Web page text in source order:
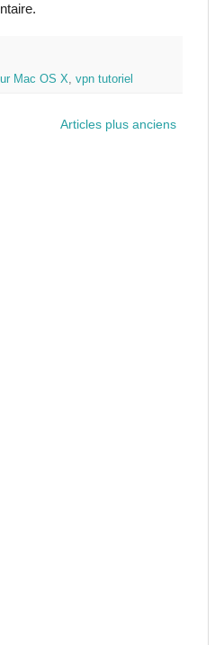
Mac OS X vpn tutoriel
Articles plus anciens